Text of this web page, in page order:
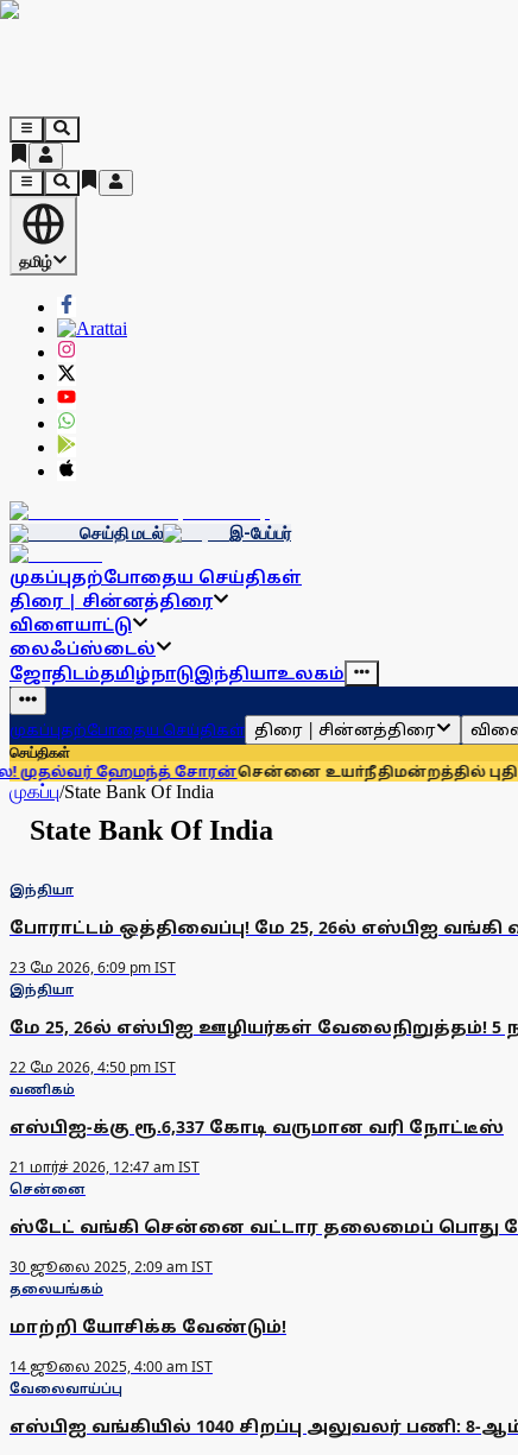
தமிழ்
செய்தி மடல் இ-பேப்பர்
முகப்புதற்போதைய செய்திகள்
திரை | சின்னத்திரை
விளையாட்டு
லைஃப்ஸ்டைல்
ஜோதிடம்தமிழ்நாடுஇந்தியாஉலகம்
முகப்புதற்போதைய செய்திகள் திரை | சின்னத்திரை
செய்திகள்
ஹேமந்த் சோரன்சென்னை உயா்நீதிமன்றத்தில் புதிதாக
முகப்பு/State Bank Of India
State Bank Of India
இந்தியா
போராட்டம் ஒத்திவைப்பு! மே 25, 26ல் எஸ்பிஐ
23 மே 2026, 6:09 pm IST
இந்தியா
மே 25, 26ல் எஸ்பிஐ ஊழியர்கள் வேலைநிறுத்தம்!
22 மே 2026, 4:50 pm IST
வணிகம்
எஸ்பிஐ-க்கு ரூ.6,337 கோடி வருமான வரி நோட்டீஸ்
21 மார்ச் 2026, 12:47 am IST
சென்னை
ஸ்டேட் வங்கி சென்னை வட்டார தலைமைப் பொது
30 ஜூலை 2025, 2:09 am IST
தலையங்கம்
மா‌ற்றி யோசி‌க்க வே‌ண்​டு‌ம்!
14 ஜூலை 2025, 4:00 am IST
வேலைவாய்ப்பு
எஸ்பிஐ வங்கியில் 1040 சிறப்பு அலுவலர் பணி: